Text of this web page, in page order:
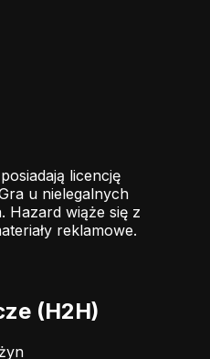
licencję
u nielegalnych
Hazard wiąże się z
reklamowe.
(H2H)